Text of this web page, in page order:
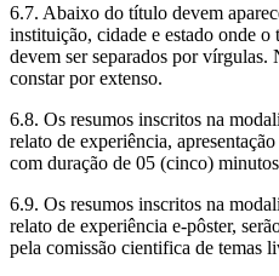
6.7. Abaixo do título devem
instituição, cidade e estado onde
devem ser separados por vírgulas.
constar por extenso.
6.8. Os resumos inscritos na
relato de experiência,
com duração de 05 (cinco)
6.9. Os resumos inscritos na
relato de experiência e-pôster,
pela comissão cientifica de temas